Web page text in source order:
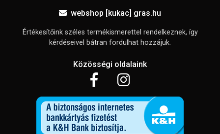
webshop [kukac] gras.hu
Értékesítőink széles termékismerettel rendelkeznek, így
kérdéseivel bátran fordulhat hozzájuk.
Közösségi oldalaink